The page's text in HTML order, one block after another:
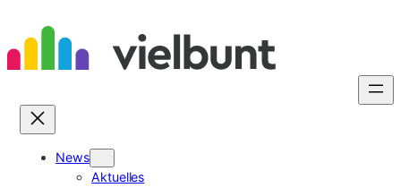
Inhalt
springen
News
Aktuelles